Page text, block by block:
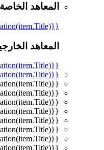
المعاهد الخاصة
{{mmc.getCurrentTranslation(item.Title)}}
المعاهد
{{mmc.getCurrentTranslation(item.Title)}}
{{mmc.getCurrentTranslation(item.Title)}}
{{mmc.getCurrentTranslation(item.Title)}}
{{mmc.getCurrentTranslation(item.Title)}}
{{mmc.getCurrentTranslation(item.Title)}}
{{mmc.getCurrentTranslation(item.Title)}}
{{mmc.getCurrentTranslation(item.Title)}}
{{mmc.getCurrentTranslation(item.Title)}}
{{mmc.getCurrentTranslation(item.Title)}}
{{mmc.getCurrentTranslation(item.Title)}}